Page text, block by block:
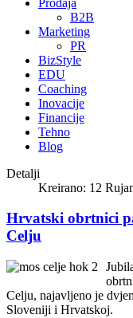
B2B
Marketing
PR
BizStyle
EDU
Coaching
Inovacije
Financije
Tehno
Blog
Detalji
Kreirano: 12
Hrvatski obrtnici
Celju
Celju, najavljeno je
Sloveniji i Hrvatskoj.